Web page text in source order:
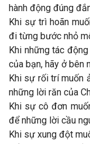
hành động đúng
Khi sự trì hoãn
đi từng bước nhỏ
Khi những tác
của bạn, hãy ở bên
Khi sự rối trí muốn
những lời răn của
Khi sự cô đơn
để những lời cầu
Khi sự xung đột